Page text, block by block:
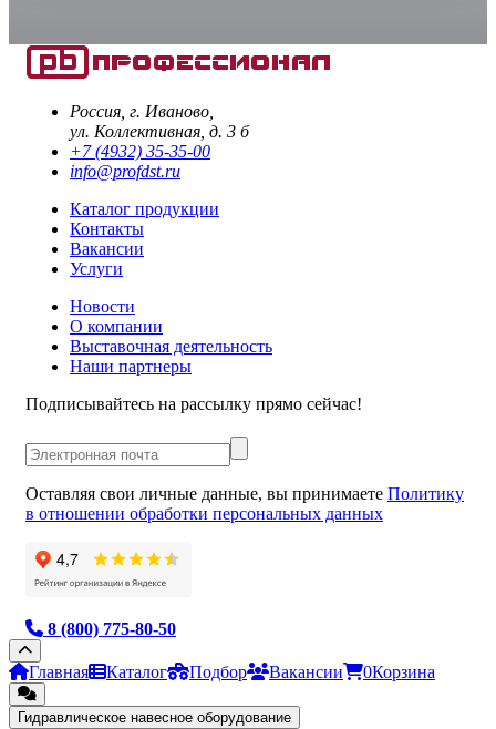
Россия, г. Иваново,
ул. Коллективная, д. 3 б
+7 (4932) 35-35-00
info@profdst.ru
Каталог продукции
Контакты
Вакансии
Услуги
Новости
О компании
Выставочная деятельность
Наши партнеры
Подписывайтесь на рассылку прямо сейчас!
Оставляя свои личные данные, вы принимаете Политику
в отношении обработки персональных данных
8 (800) 775-80-50
Главная Каталог Подбор Вакансии 0Корзина
Гидравлическое навесное оборудование